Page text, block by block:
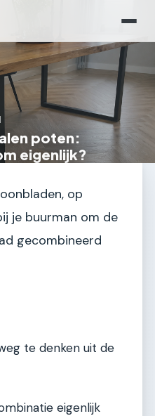
poten:
eigenlijk?
op
je buurman om de
gecombineerd
te denken uit de
eigenlijk